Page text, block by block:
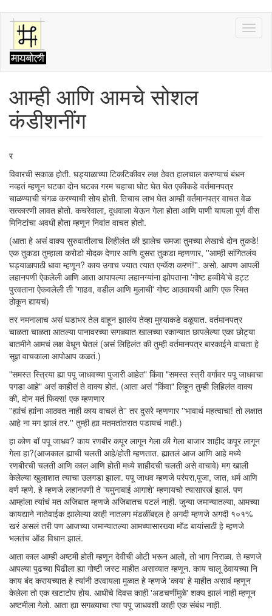
Skip
main
content
आम्ही आणि आमचे सोशल
कंडीशनींग
र
विवारची सकाळ होती. घड्याळाच्या टिकटिकीवर लक्ष ठेवत हालचाल करण्याचं बंधन
नव्हतं म्हणून घटका दोन घटका गरम चहाचा घोट घेत घेत एकीकडे वर्तमानपत्र
चाळण्याची चंगळ करण्याची सोय होती. तिचाच लाभ घेत आम्ही वर्तमानपत्र वाचत वेळ
सत्कारणी लावत होतो. कचरेवाला, दूधवाला येऊन गेला होता आणि पाणी यायला पूर्ण वीस
मिनिटांचा अवधी होता म्हणून निवांत वाचत होतो.
(आता हे असं वाक्य सुरुवातीलाच लिहीलंत की झालेच समजा तुमच्या लेखाचे दोन तुकडे!
एक तुकडा तुम्हाला करोडो मोदक देणार आणि दुसरा तुकडा म्हणणार, ''आम्ही सांगितलंय
घड्याळापाठी धावा म्हणून? काय उगाच ज्यात त्यात एन्कॅश करणं!''. असो. आपण आपली
लहानपणी ऐकलेली आणि आता आपापल्या लहानग्यांना झोपताना 'गोष्ट हव्वीये'चे हट्ट
पुरवताना ऐकवलेली ती 'गाढव, वडील आणि मुलाची' गोष्ट आठवायची आणि एक स्मित
ठोकून द्यायचं)
तर नमनालाच असं घडाभर तेल वाहून झालंय तेव्हा मुद्द्याकडे वळूयात. वर्तमानपत्र
चाळता चाळता आतल्या पानावरच्या सगळ्यात खालच्या रकान्यात छापलेल्या एका छोट्या
बातमीने आमचं लक्ष वेधून घेतलं (असं लिहिलंत की तुम्ही वर्तमानपत्र बारकाईने वाचता हे
सूज्ञ वाचकाला आपोआप कळतं.)
"समस्त स्त्रिया ह्या पपू जाधवच्या पुजारी आहेत" किंवा "समस्त स्त्री वर्गावर पपू जाधवचा
पगडा आहे" असं काहीसं ते वाक्य होतं. (आता असं "किंवा" लिहून तुम्ही लिहिलंत वाक्य
की, दोन मतं फिक्स! एक म्हणणार
''ह्यांचं ह्यांना आठवत नाही काय वाचलं ते'' तर दुसरे म्हणणार ''भावार्थ महत्वाचा! तो लक्षात
आहे ना मग झालं तर.'' तुम्ही ह्या मतमतांतरात पडायचं नाही.)
हा कोण बॉ पपू जाधव? काय रणबीर कपूर लागून गेला की गेला बाजार शाहीद कपूर लागून
गेला हा?(आजकाल ह्याची चलती आहे/होती म्हणतात. ह्यातलं आज आणि आहे मध्ये
रणबीरची चलती आणि काल आणि होती मध्ये शाहीदची चलती असे वाचावे) मग खाली
केलेल्या खुलाशात त्याचा उलगडा झाला. पपू जाधव म्हणजे परंपरा,पूजा, जात, धर्म आणि
वर्ण म्हणे. हे म्हणजे लहानपणी ते 'यमुनाबाई आगाशे' म्हणायचो त्यासारखं झालं. पण
आम्हांला त्यांचं मत अजिबात म्हणजे अजिबातच पटलं नाही. जुन्या जमान्यातल्या, आमच्या
कायद्याने नातेवाईक झालेल्या काही नातलग मंडळींबद्दल हे अगदी म्हणजे अगदी १०१%
खरं असलं तरी पण आजच्या जमान्यातल्या आमच्यासारख्या मॉड बायांसाठी हे म्हणजे
भलतंच ऑड विधान झालं.
आता काल आम्ही अष्टमी होती म्हणून देवीची ओटी भरून आलो, तो भाग निराळा. ते म्हणजे
आपल्या पुढच्या पिढीला ह्या गोष्टी जस्ट माहीत असाव्यात म्हणून. काय चालू ठेवायच्या नि
काय बंद करायच्यात हे त्यांनी ठरवायला मुळात हे म्हणजे 'काय' हे माहीत असावं म्हणून
केलेला तो एक खटाटोप होय. आधीचे दिवस काही 'अडचणींमुळे' शक्य झालं नाही म्हणून
अष्टमीला गेलो. आता ह्या सगळ्याचा त्या पपू जाधवशी काही एक संबंध नाही.